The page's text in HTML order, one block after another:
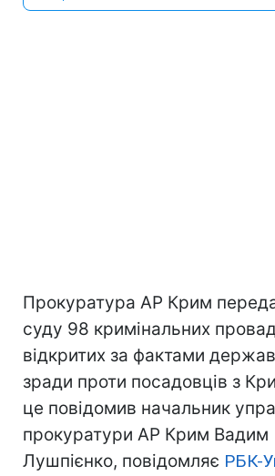
Прокуратура АР Крим
суду 98 кримінальних
відкритих за фактами
зради проти посадовців з
це повідомив начальник
прокуратури АР Крим Вадим
Лушпієнко, повідомляє РБК-